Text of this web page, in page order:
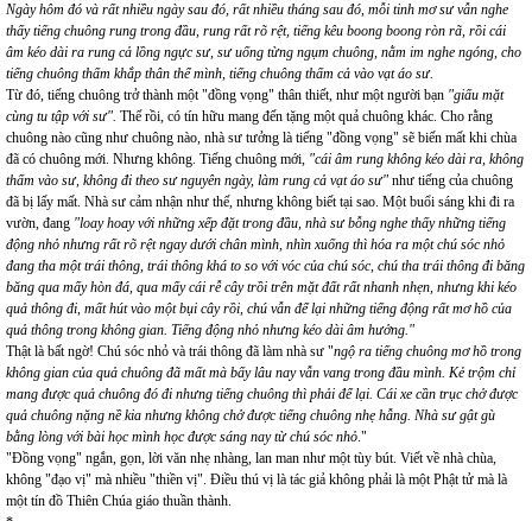
Ngày hôm đó và rất nhiều ngày sau đó, rất nhiều tháng sau đó, mỗi tinh mơ sư vẫn nghe
thấy tiếng chuông rung trong đầu, rung rất rõ rệt, tiếng kêu boong boong ròn rã, rồi cái
âm kéo dài ra rung cả lồng ngực sư, sư uống từng ngụm chuông, nằm im nghe ngóng, cho
tiếng chuông thấm khắp thân thể mình, tiếng chuông thấm cả vào vạt áo sư.
Từ đó, tiếng chuông trở thành một "đồng vọng" thân thiết, như một người bạn "giấu mặt
cùng tu tập với sư". Thế rồi, có tín hữu mang đến tặng một quả chuông khác. Cho rằng
chuông nào cũng như chuông nào, nhà sư tưởng là tiếng "đồng vọng" sẽ biến mất khi chùa
đã có chuông mới. Nhưng không. Tiếng chuông mới, "cái âm rung không kéo dài ra, không
thấm vào sư, không đi theo sư nguyên ngày, làm rung cả vạt áo sư" như tiếng của chuông
đã bị lấy mất. Nhà sư cảm nhận như thế, nhưng không biết tại sao. Một buổi sáng khi đi ra
vườn, đang "loay hoay với những xếp đặt trong đầu, nhà sư bỗng nghe thấy những tiếng
động nhỏ nhưng rất rõ rệt ngay dưới chân mình, nhìn xuống thì hóa ra một chú sóc nhỏ
đang tha một trái thông, trái thông khá to so với vóc của chú sóc, chú tha trái thông đi băng
băng qua mấy hòn đá, qua mấy cái rễ cây trồi trên mặt đất rất nhanh nhẹn, nhưng khi kéo
quả thông đi, mất hút vào một bụi cây rồi, chú vẫn để lại những tiếng động rất mơ hồ của
quả thông trong không gian. Tiếng động nhỏ nhưng kéo dài âm hưởng."
Thật là bất ngờ! Chú sóc nhỏ và trái thông đã làm nhà sư "ngộ ra tiếng chuông mơ hồ trong
không gian của quả chuông đã mất mà bấy lâu nay vẫn vang trong đầu mình. Kẻ trộm chỉ
mang được quả chuông đó đi nhưng tiếng chuông thì phải để lại. Cái xe cần trục chở được
quả chuông nặng nề kia nhưng không chở được tiếng chuông nhẹ hẫng. Nhà sư gật gù
bằng lòng với bài học mình học được sáng nay từ chú sóc nhỏ."
"Đồng vọng" ngắn, gọn, lời văn nhẹ nhàng, lan man như một tùy bút. Viết về nhà chùa,
không "đạo vị" mà nhiều "thiền vị". Điều thú vị là tác giả không phải là một Phật tử mà là
một tín đồ Thiên Chúa giáo thuần thành.